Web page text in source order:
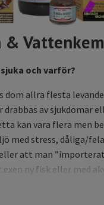
&
och varför?
dom allra flesta
drabbas av sjukdomar
kan vara flera men
med stress, dåliga/
att man
ny fisk eller med
fyra olika typer av